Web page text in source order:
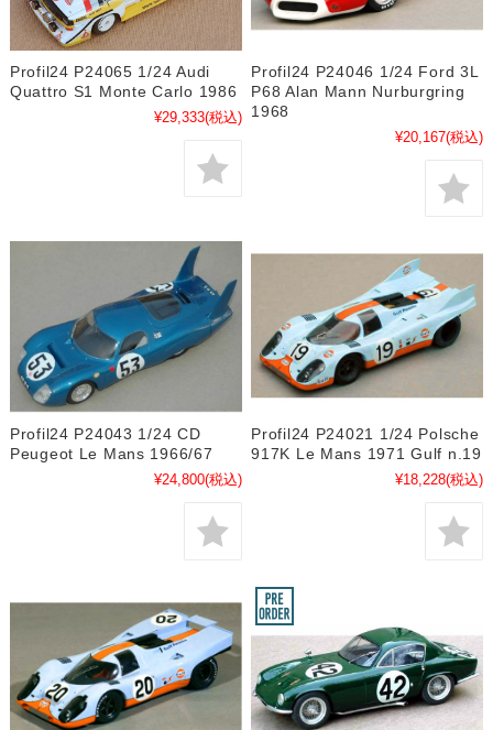
Profil24 P24065 1/24 Audi
Quattro S1 Monte Carlo 1986
¥29,333(税込)
Profil24 P24046 1/24 Ford 3L
P68 Alan Mann Nurburgring
1968
¥20,167(税込)
Profil24 P24043 1/24 CD
Peugeot Le Mans 1966/67
¥24,800(税込)
Profil24 P24021 1/24 Polsche
917K Le Mans 1971 Gulf n.19
¥18,228(税込)